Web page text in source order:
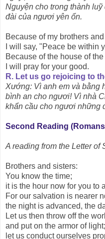
Nguyện cho trong thành
đài của ngươi yên ổn.
Because of my brothers
I will say, "Peace be within
Because of the house of
I will pray for your good.
R. Let us go rejoicing to
Xướng: Vì anh em và bằng
bình an cho ngươi! Vì nhà
khẩn cầu cho ngươi những
Second Reading
A reading from the Letter of
Brothers and sisters:
You know the time;
it is the hour now for you to
For our salvation is nearer
the night is advanced, the
Let us then throw off the
and put on the armor of light;
let us conduct ourselves